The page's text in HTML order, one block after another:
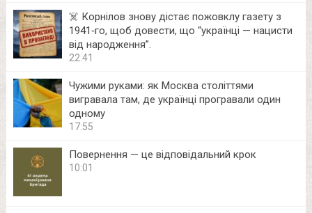
☠️ Корнілов знову дістає пожовклу газету з
1941‑го, щоб довести, що “українці — нацисти
від народження”.
22:41
Чужими руками: як Москва століттями
вигравала там, де українці програвали один
одному
17:55
Повернення — це відповідальний крок
10:01